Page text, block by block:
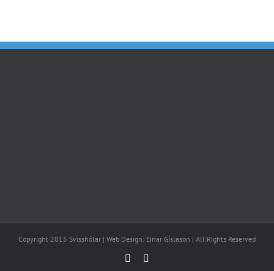
Copyright 2015 Svisshólar | Web Design: Einar Gíslason | All Rights Reserved
Facebook